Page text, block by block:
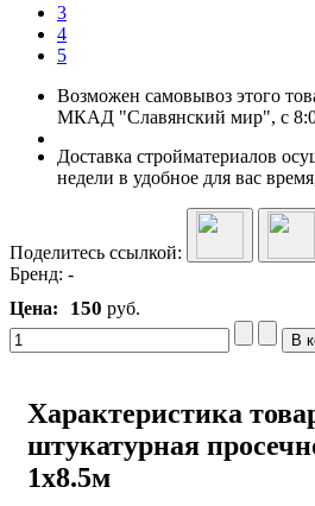
3
4
5
Возможен самовывоз этого
МКАД "Славянский мир", с
Доставка стройматериалов
недели в удобное для вас
Поделитесь ссылкой:
Бренд: -
Цена:
150 руб.
Характеристика
штукатурная
1x8.5м